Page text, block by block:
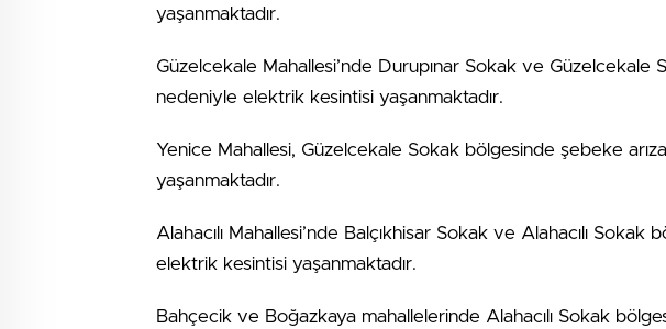
yaşanmaktadır.
Güzelcekale Mahallesi’nde Durupınar Sokak ve Güzelcekale
nedeniyle elektrik kesintisi yaşanmaktadır.
Yenice Mahallesi, Güzelcekale Sokak bölgesinde şebeke
yaşanmaktadır.
Alahacılı Mahallesi’nde Balçıkhisar Sokak ve Alahacılı
elektrik kesintisi yaşanmaktadır.
Bahçecik ve Boğazkaya mahallelerinde Alahacılı Sokak